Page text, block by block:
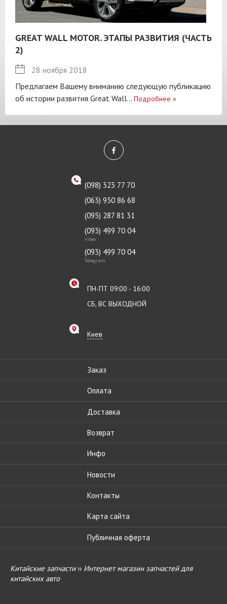
GREAT WALL MOTOR. ЭТАПЫ РАЗВИТИЯ (ЧАСТЬ
2)
28 ноября 2018
Предлагаем Вашему вниманию следующую публикацию
об истории развития Great Wall... Подробнее »
(098) 323 77 70
(063) 930 86 68
(095) 287 81 31
(093) 499 70 04
Viber
(093) 499 70 04
Telegram
ПН-ПТ 09:00 - 16:00
СБ, ВС ВЫХОДНОЙ
Киев
Заказ
Оплата
Доставка
Возврат
Инфо
Новости
Контакты
Карта сайта
Публичная оферта
Китайские запчасти›› Интернет магазин запчастей для
китайских авто